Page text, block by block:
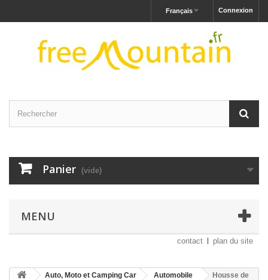
Connexion
Français
Panier (vide)
MENU
contact plan du site
Auto, Moto et Camping Car Automobile
Housse de